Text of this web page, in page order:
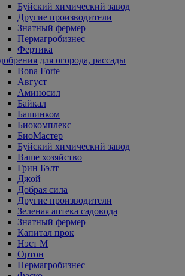
Буйский химический завод
Другие производители
Знатный фермер
Пермагробизнес
Фертика
для огорода, рассады
Bona Forte
Август
Аминосил
Байкал
Башинком
Биокомплекс
БиоМастер
Буйский химический завод
Ваше хозяйство
Грин Бэлт
Джой
Добрая сила
Другие производители
Зеленая аптека садовода
Знатный фермер
Капитал прок
Нэст М
Ортон
Пермагробизнес